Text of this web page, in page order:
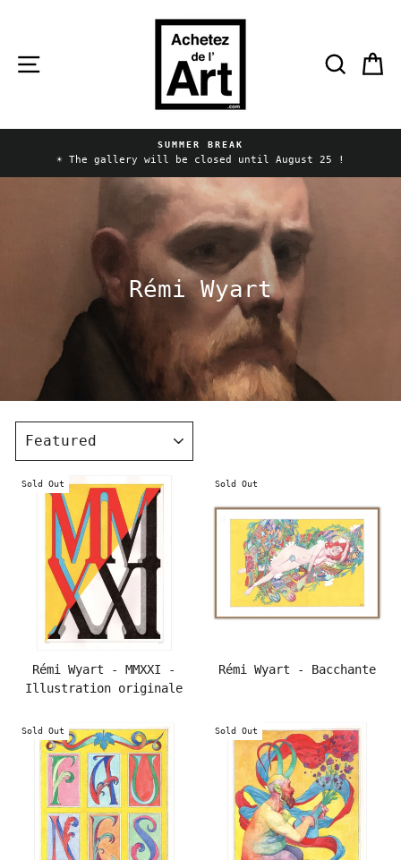
Pause
SUMMER BREAK
☀️ The gallery will be closed until August 25 !
Rémi Wyart
Sold Out
Rémi Wyart - MMXXI -
Illustration originale
Sold Out
Rémi Wyart - Bacchante
Sold Out Sold Out